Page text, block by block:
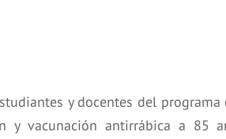
y docentes del programa
y vacunación antirrábica a 85